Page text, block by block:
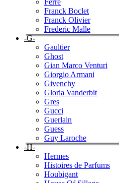
Franck Boclet
Franck Olivier
Frederic Malle
-G-
Gaultier
Ghost
Gian Marco Venturi
Giorgio Armani
Givenchy
Gloria Vanderbit
Gres
Gucci
Guerlain
Guess
Guy Laroche
-H-
Hermes
Histoires de Parfums
Houbigant